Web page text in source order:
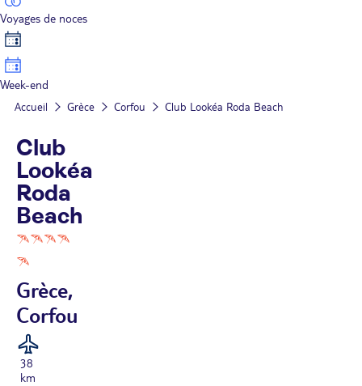
Voyages de noces
Week-end
Accueil Grèce Corfou Club Lookéa Roda Beach
Club
Lookéa
Roda
Beach
Grèce,
Corfou
38
km